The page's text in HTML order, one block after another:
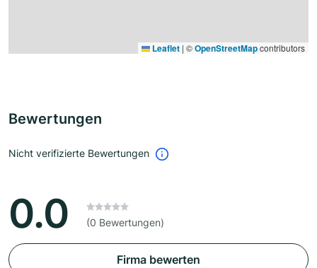
Leaflet | ©OpenStreetMapcontributors
Bewertungen
Nicht verifizierte Bewertungen
0.0 (0 Bewertungen)
Firma bewerten